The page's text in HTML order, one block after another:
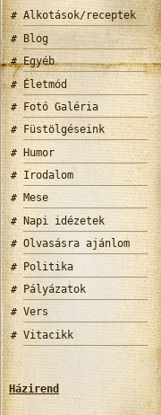
Alkotások/receptek
Blog
Egyéb
Életmód
Fotó Galéria
Füstölgéseink
Humor
Irodalom
Mese
Napi idézetek
Olvasásra ajánlom
Politika
Pályázatok
Vers
Vitacikk
Házirend